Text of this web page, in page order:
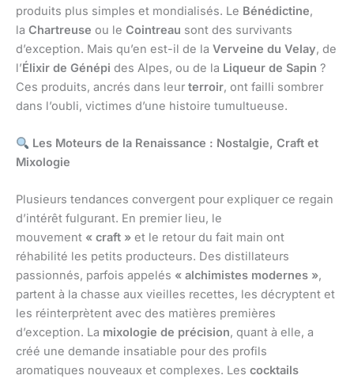
produits plus simples et mondialisés. Le Bénédictine,
la Chartreuse ou le Cointreau sont des survivants
d’exception. Mais qu’en est-il de la Verveine du Velay, de
l’Élixir de Génépi des Alpes, ou de la Liqueur de Sapin ?
Ces produits, ancrés dans leur terroir, ont failli sombrer
dans l’oubli, victimes d’une histoire tumultueuse.
Les Moteurs de la Renaissance : Nostalgie, Craft et
Mixologie
Plusieurs tendances convergent pour expliquer ce regain
d’intérêt fulgurant. En premier lieu, le
mouvement « craft » et le retour du fait main ont
réhabilité les petits producteurs. Des distillateurs
passionnés, parfois appelés « alchimistes modernes »,
partent à la chasse aux vieilles recettes, les décryptent et
les réinterprètent avec des matières premières
d’exception. La mixologie de précision, quant à elle, a
créé une demande insatiable pour des profils
aromatiques nouveaux et complexes. Les cocktails